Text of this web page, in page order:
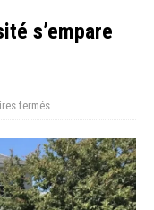
s’empare
fermés